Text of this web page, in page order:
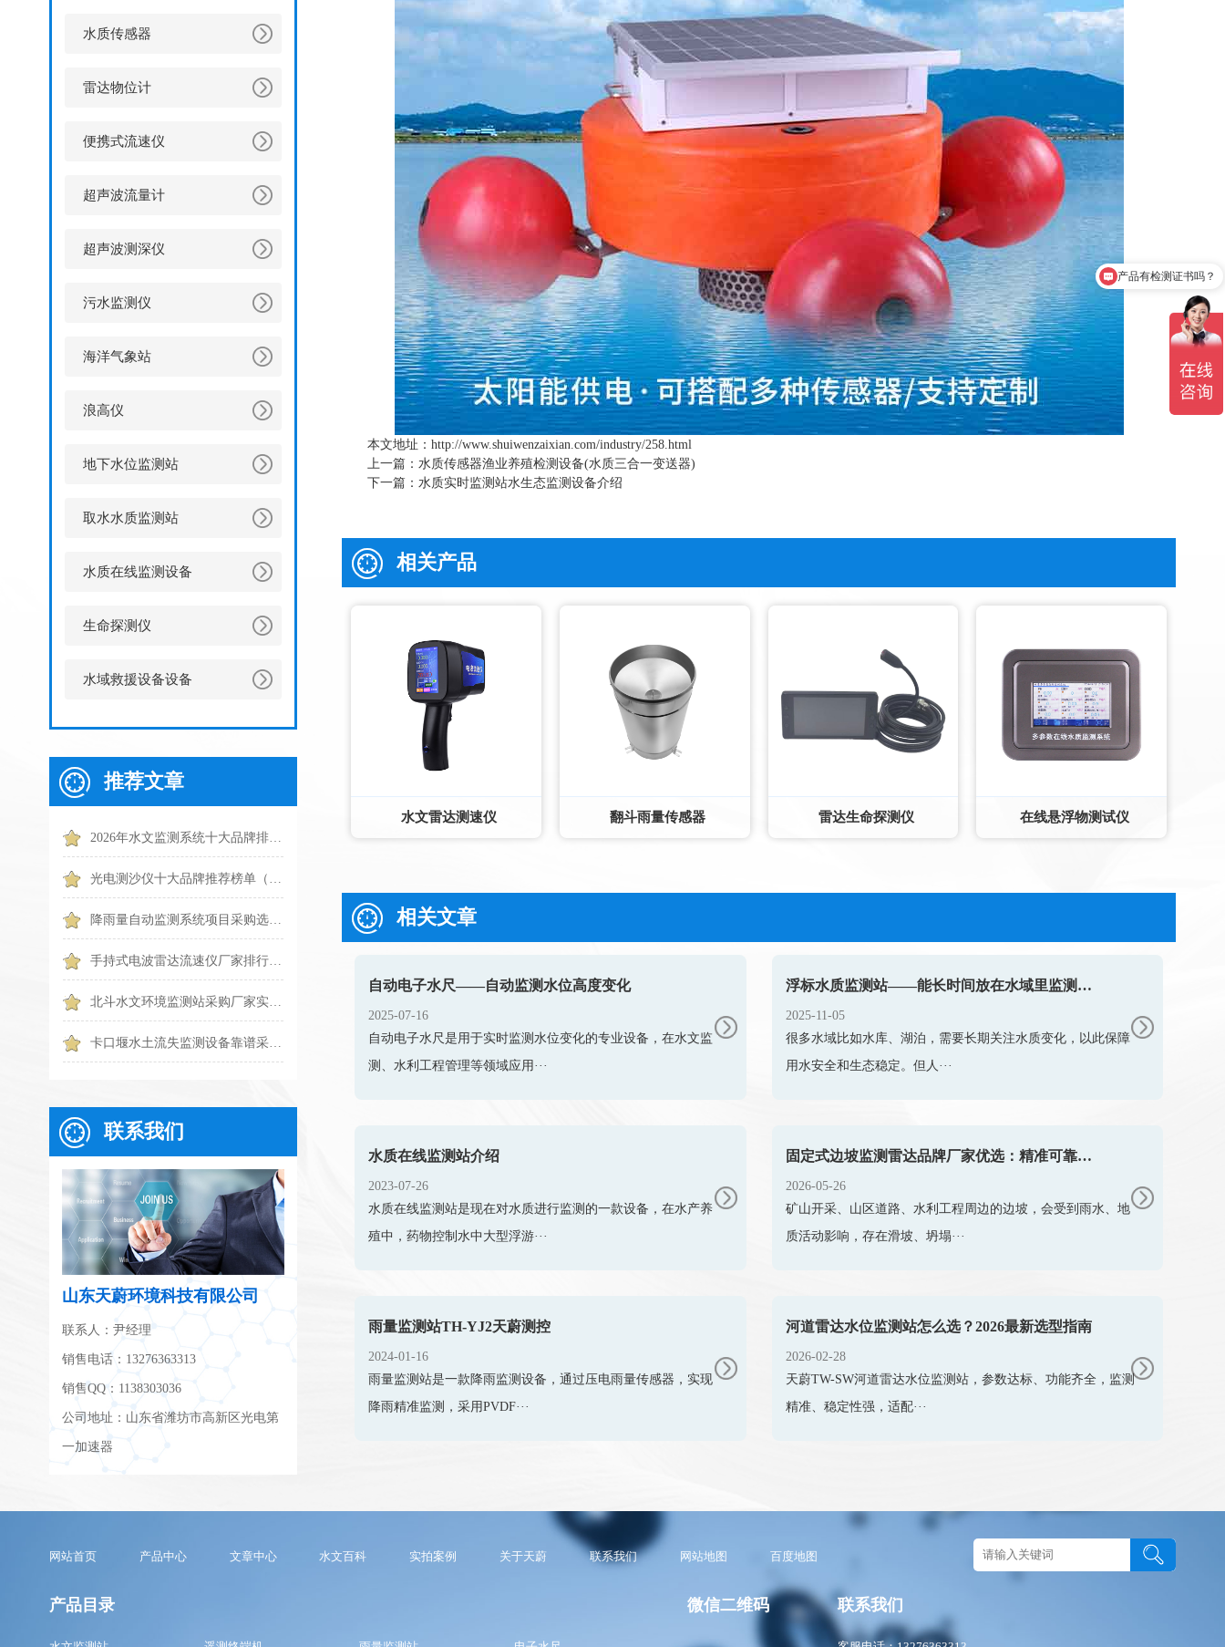
水质传感器
雷达物位计
便携式流速仪
超声波流量计
超声波测深仪
污水监测仪
海洋气象站
浪高仪
地下水位监测站
取水水质监测站
水质在线监测设备
生命探测仪
水域救援设备设备
推荐文章
2026年水文监测系统十大品牌排行榜（TOP10 权威盘点）
光电测沙仪十大品牌推荐榜单（2026水体泥沙监测优选）
降雨量自动监测系统项目采购选哪一种？6个常见问题一篇搞懂
手持式电波雷达流速仪厂家排行TOP1出炉：触屏便携款专业设备
北斗水文环境监测站采购厂家实力排行｜2026靠谱品牌优选
卡口堰水土流失监测设备靠谱采购推荐：天蔚TW-KKY2
联系我们
山东天蔚环境科技有限公司
联系人：尹经理
销售电话：13276363313
销售QQ：1138303036
公司地址：山东省潍坊市高新区光电第
一加速器
本文地址： http://www.shuiwenzaixian.com/industry/258.html
上一篇： 水质传感器渔业养殖检测设备(水质三合一变送器)
下一篇： 水质实时监测站水生态监测设备介绍
相关产品
水文雷达测速仪 翻斗雨量传感器 雷达生命探测仪 在线悬浮物测试仪
相关文章
自动电子水尺——自动监测水位高度变化
2025-07-16
自动电子水尺是用于实时监测水位变化的专业设备，在水文监
测、水利工程管理等领域应用···
浮标水质监测站——能长时间放在水域里监测水质
2025-11-05
​很多水域比如水库、湖泊，需要长期关注水质变化，以此保障
用水安全和生态稳定。但人···
水质在线监测站介绍
2023-07-26
水质在线监测站是现在对水质进行监测的一款设备，在水产养
殖中，药物控制水中大型浮游···
固定式边坡监测雷达品牌厂家优选：精准可靠的主流监测方案
2026-05-26
矿山开采、山区道路、水利工程周边的边坡，会受到雨水、地
质活动影响，存在滑坡、坍塌···
雨量监测站TH-YJ2天蔚测控
2024-01-16
雨量监测站是一款降雨监测设备，通过压电雨量传感器，实现
降雨精准监测，采用PVDF···
河道雷达水位监测站怎么选？2026最新选型指南
2026-02-28
天蔚TW-SW河道雷达水位监测站​，参数达标、功能齐全，监测
精准、稳定性强，适配···
网站首页 产品中心 文章中心 水文百科 实拍案例 关于天蔚 联系我们 网站地图 百度地图
产品目录 微信二维码 联系我们
产品有检测证书吗？